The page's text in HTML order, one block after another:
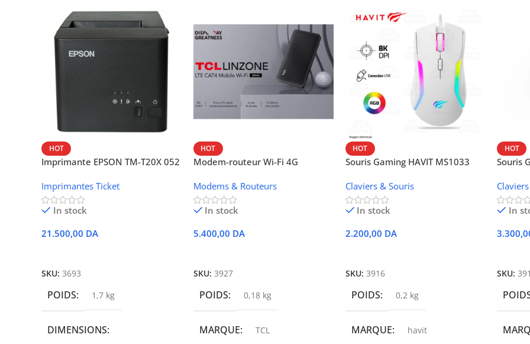
HOT
Imprimante EPSON TM-T20X 052
Imprimantes Ticket
In stock
21.500,00 DA
SKU: 3693
POIDS 1,7 kg
DIMENSIONS
HOT
Modem-routeur Wi-Fi 4G
Modems & Routeurs
In stock
5.400,00 DA
SKU: 3927
POIDS 0,18 kg
MARQUE TCL
HOT
Souris Gaming HAVIT MS1033
Claviers & Souris
In stock
2.200,00 DA
SKU: 3916
POIDS 0,2 kg
MARQUE havit
HOT
Souris
In
SKU: